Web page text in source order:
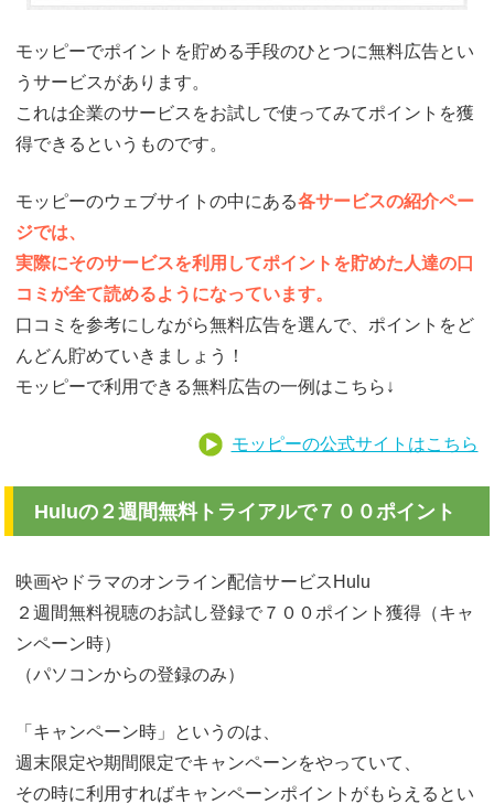
モッピーでポイントを貯める手段のひとつに無料広告とい
うサービスがあります。
これは企業のサービスをお試しで使ってみてポイントを獲
得できるというものです。
モッピーのウェブサイトの中にある各サービスの紹介ペー
ジでは、
実際にそのサービスを利用してポイントを貯めた人達の口
コミが全て読めるようになっています。
口コミを参考にしながら無料広告を選んで、ポイントをど
んどん貯めていきましょう！
モッピーで利用できる無料広告の一例はこちら↓
モッピーの公式サイトはこちら
Huluの２週間無料トライアルで７００ポイント
映画やドラマのオンライン配信サービスHulu
２週間無料視聴のお試し登録で７００ポイント獲得（キャ
ンペーン時）
（パソコンからの登録のみ）
「キャンペーン時」というのは、
週末限定や期間限定でキャンペーンをやっていて、
その時に利用すればキャンペーンポイントがもらえるとい